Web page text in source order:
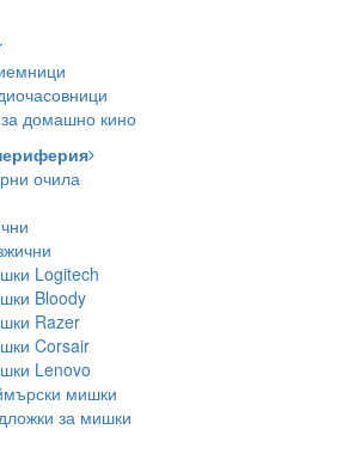
домашно кино
очила
Logitech
Bloody
Razer
Corsair
Lenovo
мишки
за мишки